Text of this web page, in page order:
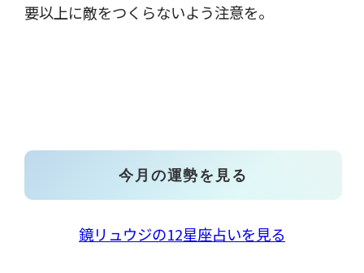
要以上に敵をつくらないよう注意を。
今月の運勢を見る
鏡リュウジの12星座占いを見る